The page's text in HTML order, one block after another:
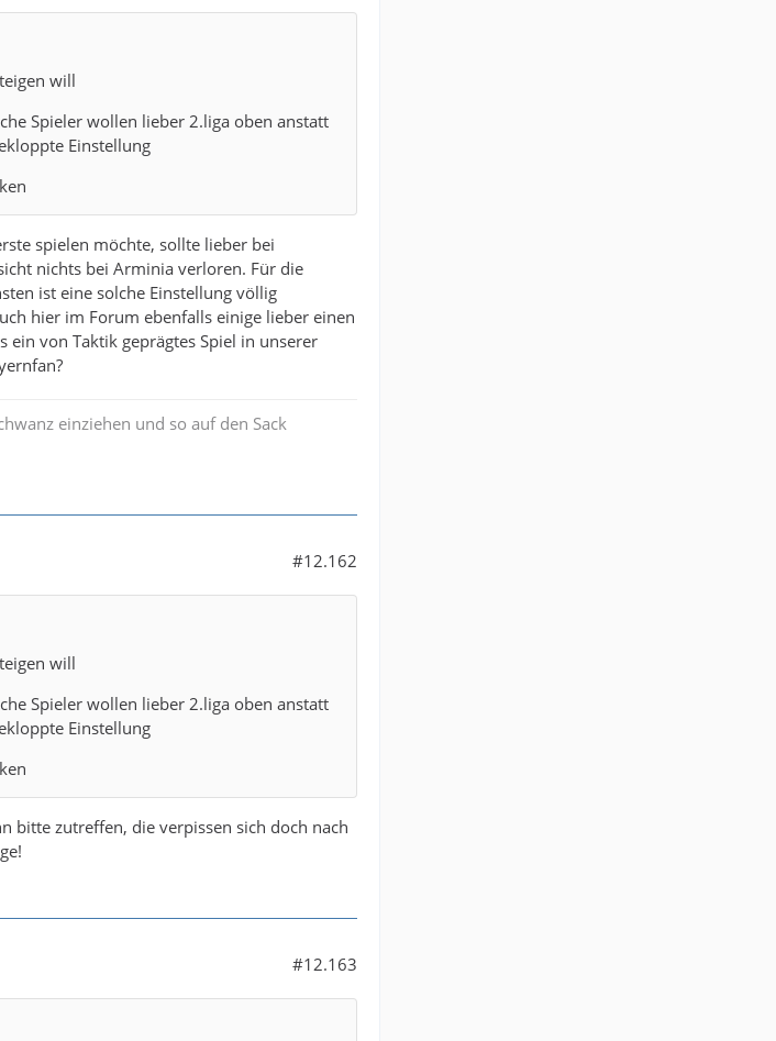
will
Spieler wollen lieber 2.liga oben anstatt
Einstellung
spielen möchte, sollte lieber bei
nichts bei Arminia verloren. Für die
ist eine solche Einstellung völlig
hier im Forum ebenfalls einige lieber einen
ein von Taktik geprägtes Spiel in unserer
einziehen und so auf den Sack
#12.162
will
Spieler wollen lieber 2.liga oben anstatt
Einstellung
bitte zutreffen, die verpissen sich doch nach
#12.163